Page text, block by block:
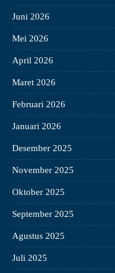
Juni 2026
Mei 2026
April 2026
Maret 2026
Februari 2026
Januari 2026
Desember 2025
November 2025
Oktober 2025
September 2025
Agustus 2025
Juli 2025